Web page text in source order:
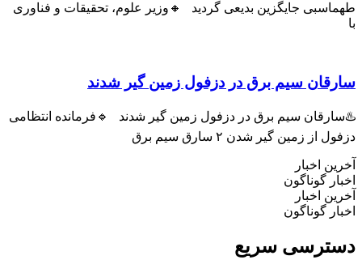
جایگزین بدیعی گردید 🔸وزیر علوم، تحقیقات و فناوری
سیم برق در دزفول زمین گیر شدند
سیم برق در دزفول زمین گیر شدند 🔹فرمانده انتظامی
زمین گیر شدن ۲ سارق سیم برق
اخبار
گوناگون
اخبار
گوناگون
سریع